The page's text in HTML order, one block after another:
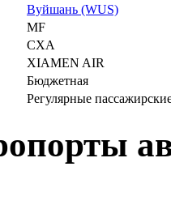
Вуйшань (WUS)
MF
CXA
XIAMEN AIR
Бюджетная
Регулярные